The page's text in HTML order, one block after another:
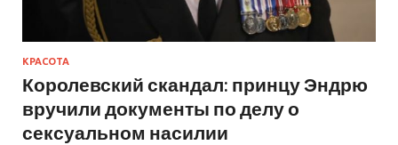
КРАСОТА
Королевский скандал: принцу Эндрю
вручили документы по делу о
сексуальном насилии